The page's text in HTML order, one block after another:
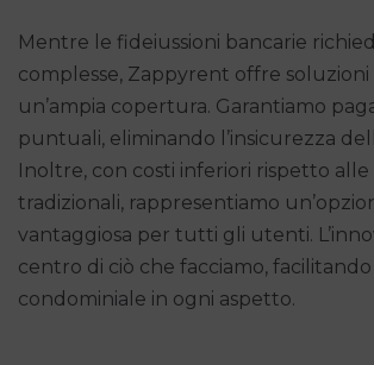
Mentre le fideiussioni bancarie
complesse, Zappyrent offre soluzioni
un’ampia copertura. Garantiamo
puntuali, eliminando l’insicurezza
Inoltre, con costi inferiori rispetto alle
tradizionali, rappresentiamo
vantaggiosa per tutti gli utenti.
centro di ciò che facciamo, facilitando
condominiale in ogni aspetto.